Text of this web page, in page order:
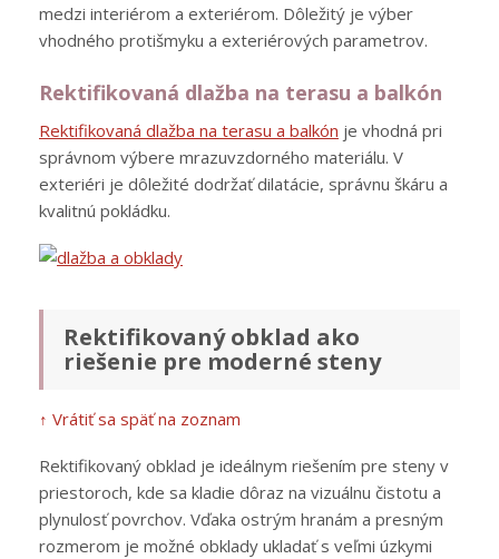
medzi interiérom a exteriérom. Dôležitý je výber
vhodného protišmyku a exteriérových parametrov.
Rektifikovaná dlažba na terasu a balkón
Rektifikovaná dlažba na terasu a balkón je vhodná pri
správnom výbere mrazuvzdorného materiálu. V
exteriéri je dôležité dodržať dilatácie, správnu škáru a
kvalitnú pokládku.
Rektifikovaný obklad ako
riešenie pre moderné steny
↑ Vrátiť sa späť na zoznam
Rektifikovaný obklad je ideálnym riešením pre steny v
priestoroch, kde sa kladie dôraz na vizuálnu čistotu a
plynulosť povrchov. Vďaka ostrým hranám a presným
rozmerom je možné obklady ukladať s veľmi úzkymi